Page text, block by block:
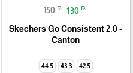
150 ₪ 130 ₪
Skechers Go Consistent 2.0 -
Canton
42.5
43.3
44.5